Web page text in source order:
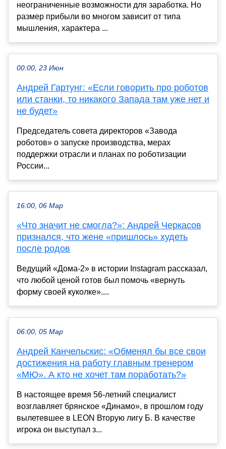
неограниченные возможности для заработка. Но
размер прибыли во многом зависит от типа
мышления, характера ...
00:00, 23 Июн
Андрей Гартунг: «Если говорить про роботов
или станки, то никакого Запада там уже нет и
не будет»
Председатель совета директоров «Завода
роботов» о запуске производства, мерах
поддержки отрасли и планах по роботизации
России...
16:00, 06 Мар
«Что значит не смогла?»: Андрей Черкасов
признался, что жене «пришлось» худеть
после родов
Ведущий «Дома-2» в истории Instagram рассказал,
что любой ценой готов был помочь «вернуть
форму своей куколке»....
06:00, 05 Мар
Андрей Канчельскис: «Обменял бы все свои
достижения на работу главным тренером
«МЮ». А кто не хочет там поработать?»
В настоящее время 56‑летний специалист
возглавляет брянское «Динамо», в прошлом году
вылетевшее в LEON Вторую лигу Б. В качестве
игрока он выступал з...